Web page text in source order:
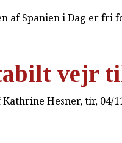
af Spanien i Dag er fri
vejr
Kathrine Hesner, tir, 04/